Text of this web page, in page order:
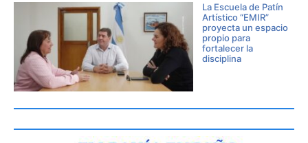
La Escuela de Patín
Artístico “EMIR”
proyecta un espacio
propio para
fortalecer la
disciplina